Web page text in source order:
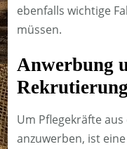
ebenfalls wichtige
müssen.
Anwerbung
Um Pflegekräfte
anzuwerben, ist